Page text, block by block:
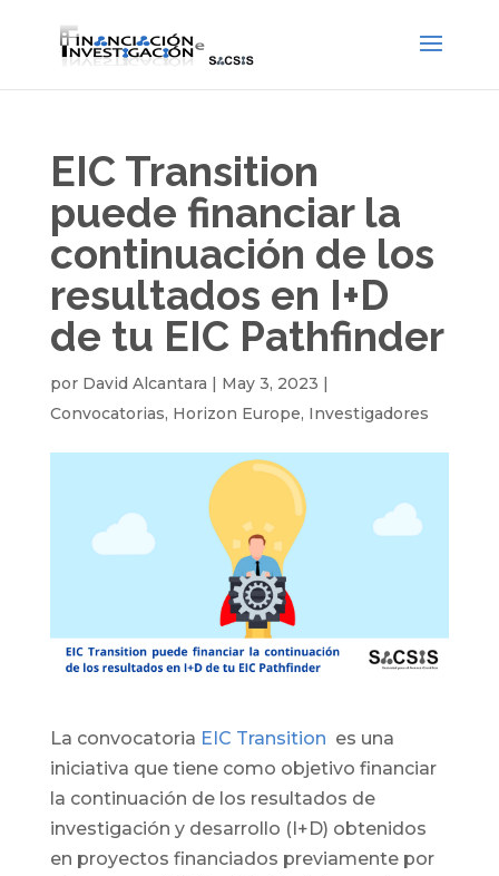
EIC Transition
puede financiar la
continuación de los
resultados en I+D
de tu EIC Pathfinder
por David Alcantara | May 3, 2023 |
Convocatorias, Horizon Europe, Investigadores
La convocatoria EIC Transition es una
iniciativa que tiene como objetivo financiar
la continuación de los resultados de
investigación y desarrollo (I+D) obtenidos
en proyectos financiados previamente por